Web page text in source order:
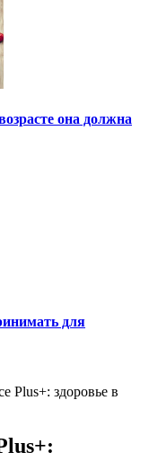
она должна
для
Plus+: здоровье в